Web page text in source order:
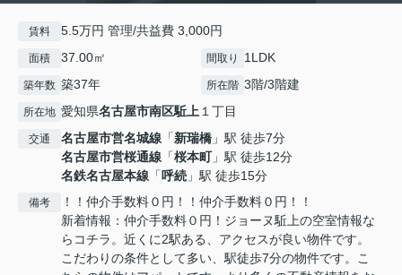
賃料 5.5万円 管理/共益費 3,000円
面積 37.00㎡ 間取り 1LDK
築年数 築37年 所在階 3階/3階建
所在地 愛知県名古屋市南区駈上 １丁目
交通 名古屋市営名城線 「新瑞橋 」駅 徒歩7分
名古屋市営桜通線 「桜本町」駅 徒歩12分
名鉄名古屋本線 「 呼続 」駅 徒歩15分
備考
！！仲介手数料０円！！仲介手数料０円！！
新着情報：仲介手数料０円！ジョーヌ駈上の空室情報な
らコチラ。近くに2駅ある、アクセスが良い物件です。
こだわりの条件として多い、駅徒歩7分の物件です。こ